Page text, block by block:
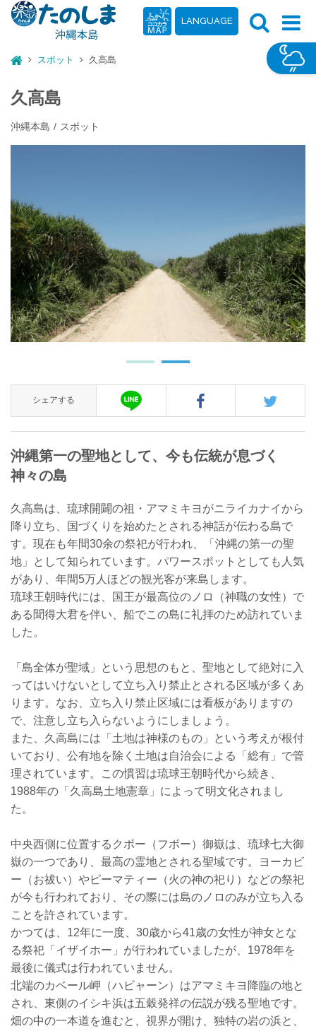
LANGUAGE
スポット 久高島
久高島
沖縄本島 スポット
シェアする
沖縄第一の聖地として、今も伝統が息づく
神々の島
久高島は、琉球開闢の祖・アマミキヨがニライカナイから
降り立ち、国づくりを始めたとされる神話が伝わる島で
す。現在も年間30余の祭祀が行われ、「沖縄の第一の聖
地」として知られています。パワースポットとしても人気
があり、年間5万人ほどの観光客が来島します。
琉球王朝時代には、国王が最高位のノロ（神職の女性）で
ある聞得大君を伴い、船でこの島に礼拝のため訪れていま
した。
「島全体が聖域」という思想のもと、聖地として絶対に入
ってはいけないとして立ち入り禁止とされる区域が多くあ
ります。なお、立ち入り禁止区域には看板がありますの
で、注意し立ち入らないようにしましょう。
また、久高島には「土地は神様のもの」という考えが根付
いており、公有地を除く土地は自治会による「総有」で管
理されています。この慣習は琉球王朝時代から続き、
1988年の「久高島土地憲章」によって明文化されまし
た。
中央西側に位置するクボー（フボー）御嶽は、琉球七大御
嶽の一つであり、最高の霊地とされる聖域です。ヨーカビ
ー（お祓い）やピーマティー（火の神の祀り）などの祭祀
が今も行われており、その際には島のノロのみが立ち入る
ことを許されています。
かつては、12年に一度、30歳から41歳の女性が神女とな
る祭祀「イザイホー」が行われていましたが、1978年を
最後に儀式は行われていません。
北端のカベール岬（ハビャーン）はアマミキヨ降臨の地と
され、東側のイシキ浜は五穀発祥の伝説が残る聖地です。
畑の中の一本道を進むと、視界が開け、独特の岩の浜と、